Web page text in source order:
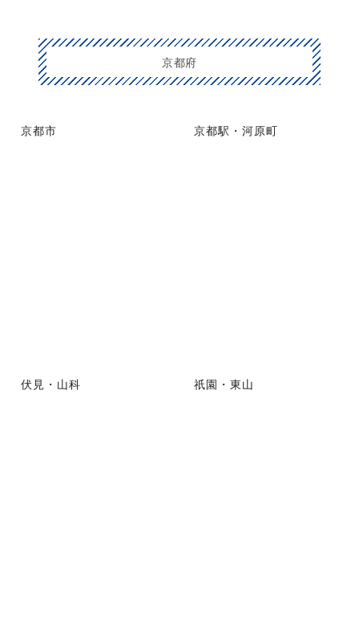
京都府
京都市 京都駅・河原町
伏見・山科 祇園・東山